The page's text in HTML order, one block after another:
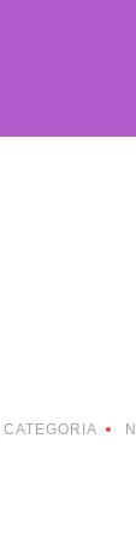
CATEGORIA